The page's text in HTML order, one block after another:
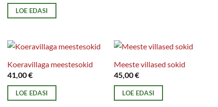
teha
tootelehel.
LOE EDASI
Koeravillaga meestesokid
41,00€
LOE EDASI
Meeste villased sokid
45,00€
LOE EDASI